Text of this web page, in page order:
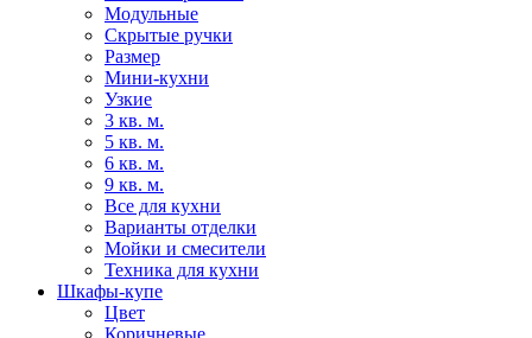
Модульные
Скрытые ручки
Размер
Мини-кухни
Узкие
3 кв. м.
5 кв. м.
6 кв. м.
9 кв. м.
Все для кухни
Варианты отделки
Мойки и смесители
Техника для кухни
Шкафы-купе
Цвет
Коричневые